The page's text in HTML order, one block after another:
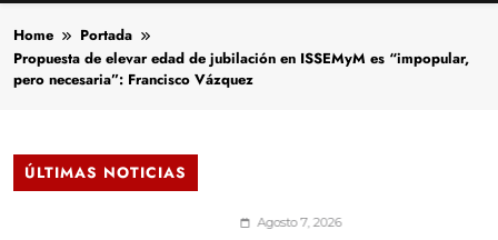
Home
Portada
Propuesta de elevar edad de jubilación en ISSEMyM es “impopular,
pero necesaria”: Francisco Vázquez
ÚLTIMAS NOTICIAS
Agosto 7, 2026